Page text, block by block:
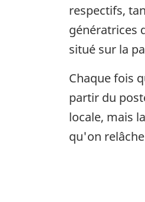
respectifs,
génératrices
situé sur la
Chaque fois
partir du
locale, mais
qu'on